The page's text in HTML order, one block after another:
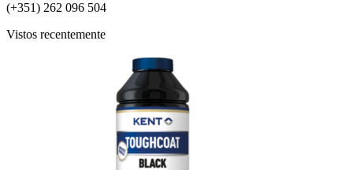
(+351) 262 096 504
Vistos recentemente